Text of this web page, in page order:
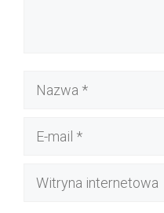
Nazwa
Witryna